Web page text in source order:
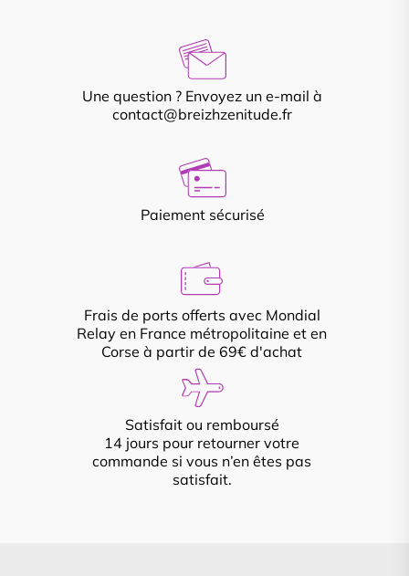
Une question ? Envoyez un e-mail à
contact@breizhzenitude.fr
Paiement sécurisé
Frais de ports offerts avec Mondial
Relay en France métropolitaine et en
Corse à partir de 69€ d'achat
Satisfait ou remboursé
14 jours pour retourner votre
commande si vous n’en êtes pas
satisfait.